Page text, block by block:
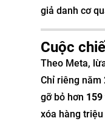
giả danh cơ
Cuộc
Theo Meta,
Chỉ riêng năm
gỡ bỏ hơn
xóa hàng